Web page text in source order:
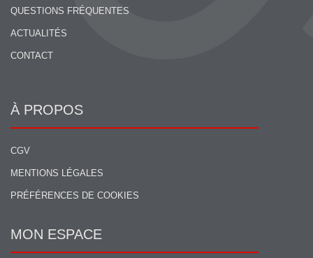
QUESTIONS FRÉQUENTES
ACTUALITÉS
CONTACT
À PROPOS
CGV
MENTIONS LÉGALES
PRÉFÉRENCES DE COOKIES
MON ESPACE